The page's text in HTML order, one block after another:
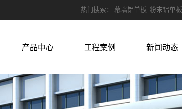
热门搜索： 幕墙铝单板 粉末铝单板
产品中心 工程案例 新闻动态